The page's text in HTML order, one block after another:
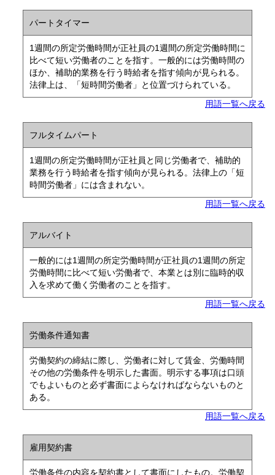
パートタイマー
1週間の所定労働時間が正社員の1週間の所定労働時間に
比べて短い労働者のことを指す。一般的には労働時間の
ほか、補助的業務を行う時給者を指す傾向が見られる。
法律上は、「短時間労働者」と位置づけられている。
用語一覧へ戻る
フルタイムパート
1週間の所定労働時間が正社員と同じ労働者で、補助的
業務を行う時給者を指す傾向が見られる。法律上の「短
時間労働者」には含まれない。
用語一覧へ戻る
アルバイト
一般的には1週間の所定労働時間が正社員の1週間の所定
労働時間に比べて短い労働者で、本業とは別に臨時的収
入を求めて働く労働者のことを指す。
用語一覧へ戻る
労働条件通知書
労働契約の締結に際し、労働者に対して賃金、労働時間
その他の労働条件を明示した書面。明示する事項は口頭
でもよいものと必ず書面によらなければならないものと
ある。
用語一覧へ戻る
雇用契約書
労働条件の内容を契約書として書面にしたもの。労働契